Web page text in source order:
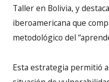
Taller en Bolivia, y
iberoamericana que
metodológico del
Esta estrategia permitió